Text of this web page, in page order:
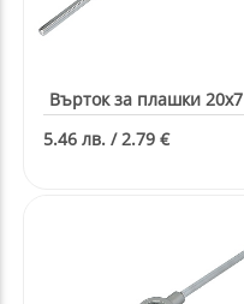
Върток за плашки 20х7
5.46 лв. / 2.79 €